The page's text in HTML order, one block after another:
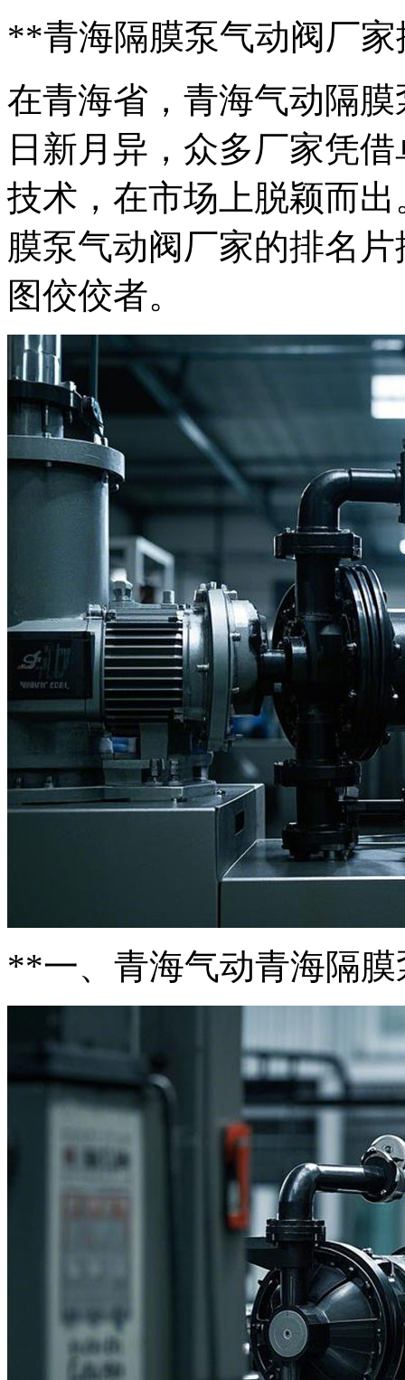
**青海隔膜泵气动阀厂
在青海省，青海气动隔
日新月异，众多厂家凭
技术，在市场上脱颖而
膜泵气动阀厂家的排名
图佼佼者。
**一、青海气动青海隔